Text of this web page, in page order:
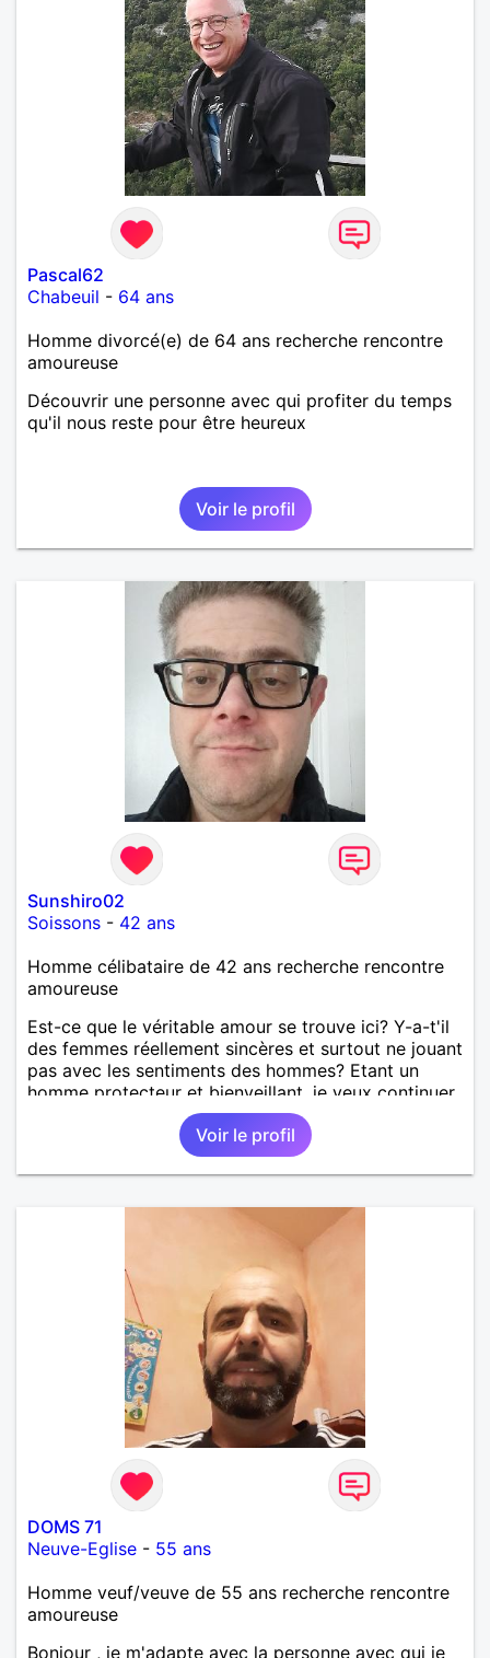
Pascal62
Chabeuil - 64 ans
Homme divorcé(e) de 64 ans recherche rencontre
amoureuse
Découvrir une personne avec qui profiter du temps
qu'il nous reste pour être heureux
Voir le profil
Sunshiro02
Soissons - 42 ans
Homme célibataire de 42 ans recherche rencontre
amoureuse
Est-ce que le véritable amour se trouve ici? Y-a-t'il
des femmes réellement sincères et surtout ne jouant
pas avec les sentiments des hommes? Etant un
homme protecteur et bienveillant, je veux continuer
d'y croire et pouvoir enfin former la petite famille
que je désir temps. Faux profil, profiteuse et autres
joyeuseté passer votre chemin, vous ne
m'intéressez pas du tout!
Voir le profil
DOMS 71
Neuve-Eglise - 55 ans
Homme veuf/veuve de 55 ans recherche rencontre
amoureuse
Bonjour , je m'adapte avec la personne avec qui je